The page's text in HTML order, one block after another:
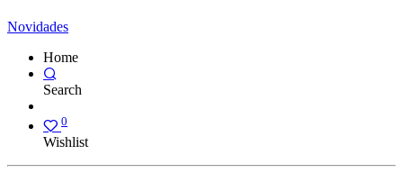
Novidades
Home
Search
0
Wishlist